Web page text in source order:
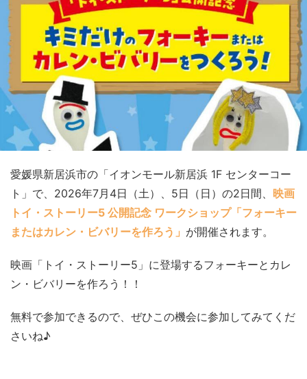
愛媛県新居浜市の「イオンモール新居浜 1F センターコー
ト」で、2026年7月4日（土）、5日（日）の2日間、 映画
トイ・ストーリー5 公開記念 ワークショップ「フォーキー
またはカレン・ビバリーを作ろう」 が開催されます。
映画「トイ・ストーリー5」に登場するフォーキーとカレ
ン・ビバリーを作ろう！！
無料で参加できるので、ぜひこの機会に参加してみてくだ
さいね♪